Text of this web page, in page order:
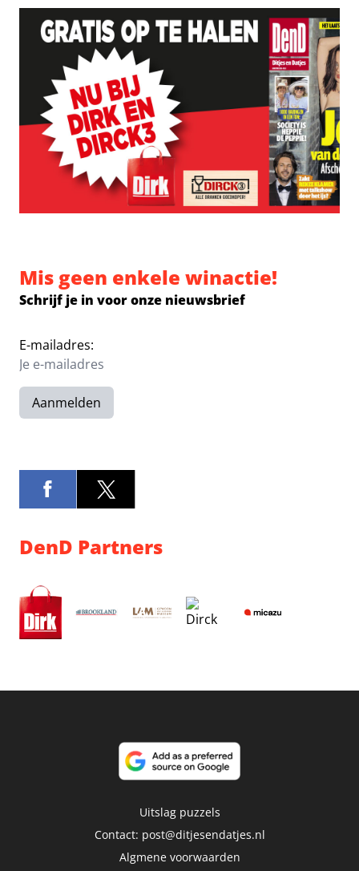
Mis geen enkele winactie!
Schrijf je in voor onze nieuwsbrief
E-mailadres:
Aanmelden
DenD Partners
Uitslag puzzels
Contact: post@ditjesendatjes.nl
Algmene voorwaarden